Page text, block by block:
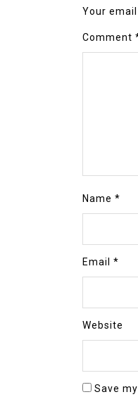
Your
Comment
Name *
Email *
Website
Save